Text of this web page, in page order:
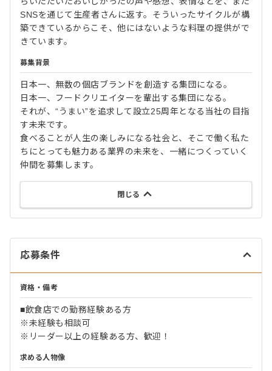
SNSを通じて生産者さんに返す。そういったサイクルが構
築できているからこそ、他にはないような料理の提供がで
きています。
募集背景
日本一、無数の個店ブランドを創造する集団になる。
日本一、フードクリエイターを輩出する集団になる。
それが、“うまい”を追求して設立25周年となる当社の目指
す未来です。
食べることが人生の楽しみになる社会と、そこで働く私た
ちにとっても魅力ある業界の未来を、一緒につくっていく
仲間を募集します。
閉じる
応募条件
資格・備考
■飲食店での勤務経験ある方
※未経験も相談可
※リーダー以上の経験ある方、歓迎！
求める人物像